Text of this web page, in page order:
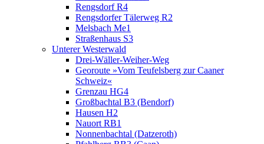
Rengsdorf R4
Rengsdorfer Tälerweg R2
Melsbach Me1
Straßenhaus S3
Unterer Westerwald
Drei-Wäller-Weiher-Weg
Georoute »Vom Teufelsberg zur Caaner
Schweiz«
Grenzau HG4
Großbachtal B3 (Bendorf)
Hausen H2
Nauort RB1
Nonnenbachtal (Datzeroth)